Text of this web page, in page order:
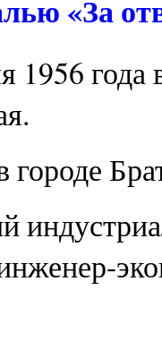
«За
1956 года